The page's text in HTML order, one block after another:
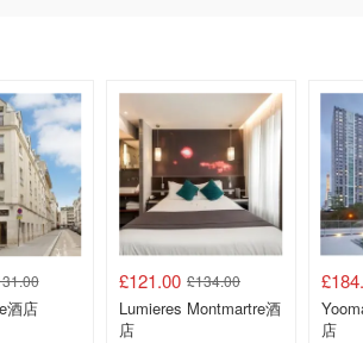
酒店
£121.00 £134.00
Lumieres Montmartre酒
店
店